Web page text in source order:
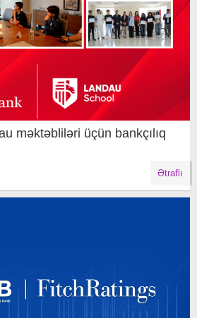
məktəbliləri üçün bankçılıq
Ətraflı